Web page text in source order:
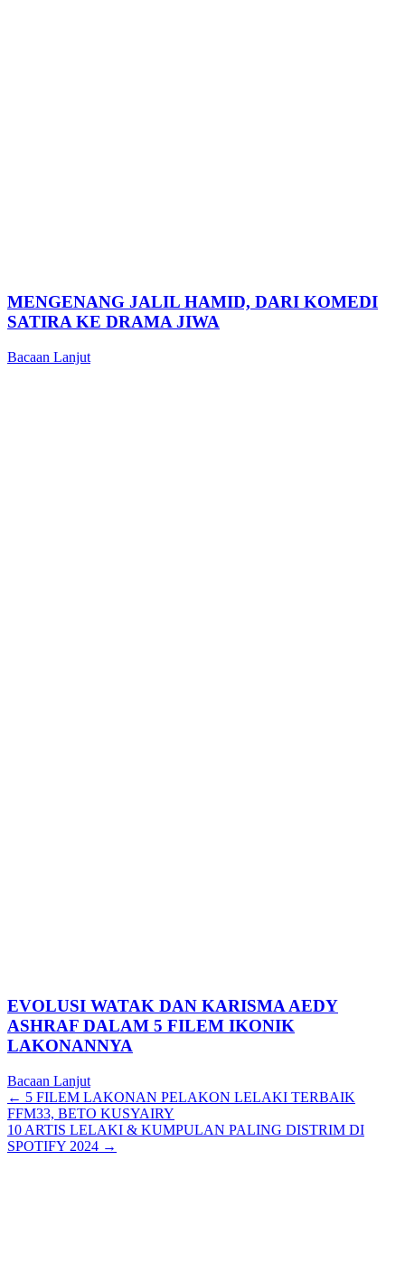
MENGENANG JALIL HAMID, DARI KOMEDI
SATIRA KE DRAMA JIWA
Bacaan Lanjut
EVOLUSI WATAK DAN KARISMA AEDY
ASHRAF DALAM 5 FILEM IKONIK
LAKONANNYA
Bacaan Lanjut
Posts
navigation
← 5 FILEM LAKONAN PELAKON LELAKI TERBAIK
FFM33, BETO KUSYAIRY
10 ARTIS LELAKI & KUMPULAN PALING DISTRIM DI
SPOTIFY 2024 →